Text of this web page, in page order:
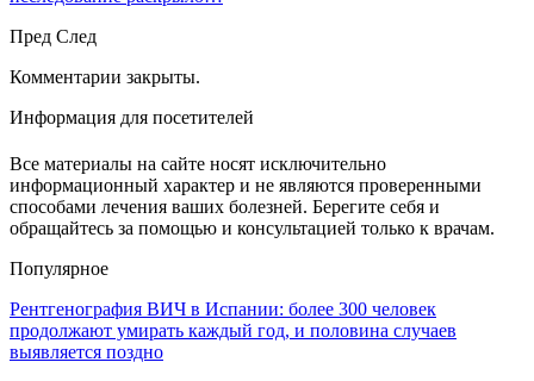
Пред След
Комментарии закрыты.
Информация для посетителей
Все материалы на сайте носят исключительно
информационный характер и не являются проверенными
способами лечения ваших болезней. Берегите себя и
обращайтесь за помощью и консультацией только к врачам.
Популярное
Рентгенография ВИЧ в Испании: более 300 человек
продолжают умирать каждый год, и половина случаев
выявляется поздно